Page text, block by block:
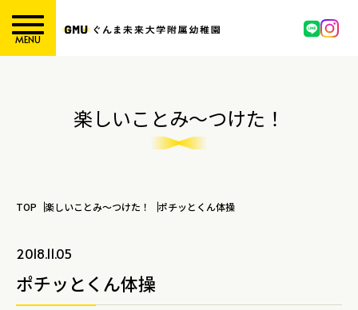
MENU
楽しいことみ～つけた！
TOP 楽しいことみ～つけた！ ポチッとくん体操
2018.11.05
ポチッとくん体操